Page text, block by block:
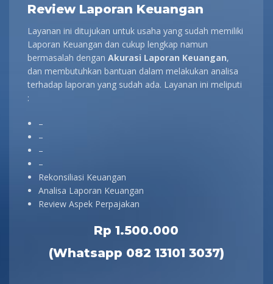
Review Laporan Keuangan
Layanan ini ditujukan untuk usaha yang sudah memiliki
Laporan Keuangan dan cukup lengkap namun
bermasalah dengan Akurasi Laporan Keuangan,
dan membutuhkan bantuan dalam melakukan analisa
terhadap laporan yang sudah ada. Layanan ini meliputi
:
–
–
–
–
Rekonsiliasi Keuangan
Analisa Laporan Keuangan
Review Aspek Perpajakan
Rp 1.500.000
(Whatsapp 082 13101 3037)